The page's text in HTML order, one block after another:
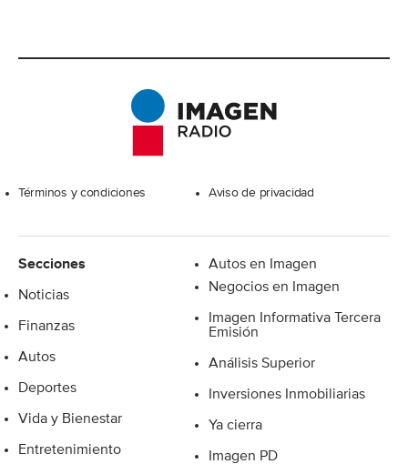
Términos y condiciones Aviso de privacidad
Secciones
Noticias
Finanzas
Autos
Deportes
Vida y Bienestar
Entretenimiento
Autos en Imagen
Negocios en Imagen
Imagen Informativa Tercera
Emisión
Análisis Superior
Inversiones Inmobiliarias
Ya cierra
Imagen PD